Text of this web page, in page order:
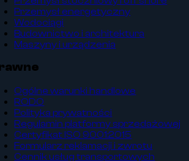
Przemysł energetyczny
Wodociągi
Budownictwo i architektura
Maszyny i urządzenia
Ogólne warunki handlowe
RODO
Polityka prywatności
Regulamin platformy sprzedażowej
Certyfikat ISO 9001:2015
Formularz reklamacji i zwrotu
Cennik usług transportowych